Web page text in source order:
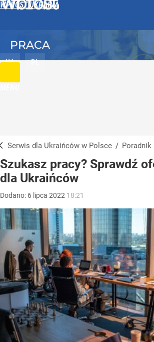
WPROST UKRAINA
UA PL
PRACA
Serwis dla Ukraińców w Polsce / Poradnik
Szukasz pracy? Sprawdź
dla Ukraińców
Dodano: 6 lipca 2022 18:21